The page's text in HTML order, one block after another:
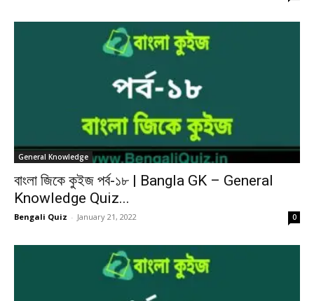
General Knowledge
বাংলা জিকে কুইজ পর্ব-১৮ | Bangla GK – General
Knowledge Quiz...
Bengali Quiz - January 21, 2022 0